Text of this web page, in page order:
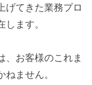
げてきた業務プロ
ます。
、お客様のこれま
ません。